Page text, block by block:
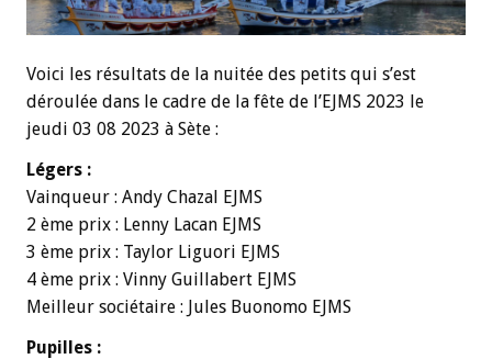
Voici les résultats de la nuitée des petits qui s’est
déroulée dans le cadre de la fête de l’EJMS 2023 le
jeudi 03 08 2023 à Sète :
Légers :
Vainqueur : Andy Chazal EJMS
2 ème prix : Lenny Lacan EJMS
3 ème prix : Taylor Liguori EJMS
4 ème prix : Vinny Guillabert EJMS
Meilleur sociétaire : Jules Buonomo EJMS
Pupilles :